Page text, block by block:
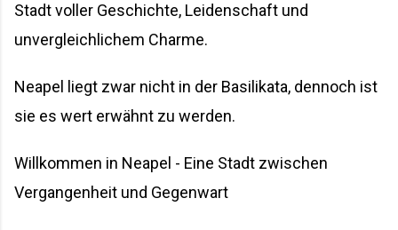
Stadt voller Geschichte, Leidenschaft und
unvergleichlichem Charme.
Neapel liegt zwar nicht in der Basilikata, dennoch ist
sie es wert erwähnt zu werden.
Willkommen in Neapel - Eine Stadt zwischen
Vergangenheit und Gegenwart